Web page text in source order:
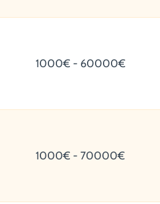
1000€ - 60000€
1000€ - 70000€